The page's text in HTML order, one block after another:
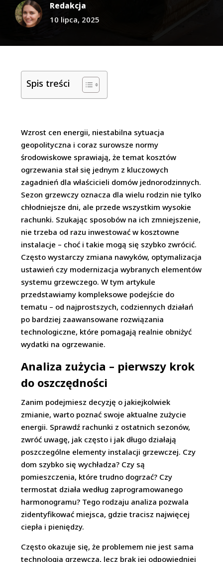
Redakcja
10 lipca, 2025
Spis treści
Wzrost cen energii, niestabilna sytuacja
geopolityczna i coraz surowsze normy
środowiskowe sprawiają, że temat kosztów
ogrzewania stał się jednym z kluczowych
zagadnień dla właścicieli domów jednorodzinnych.
Sezon grzewczy oznacza dla wielu rodzin nie tylko
chłodniejsze dni, ale przede wszystkim wysokie
rachunki. Szukając sposobów na ich zmniejszenie,
nie trzeba od razu inwestować w kosztowne
instalacje – choć i takie mogą się szybko zwrócić.
Często wystarczy zmiana nawyków, optymalizacja
ustawień czy modernizacja wybranych elementów
systemu grzewczego. W tym artykule
przedstawiamy kompleksowe podejście do
tematu – od najprostszych, codziennych działań
po bardziej zaawansowane rozwiązania
technologiczne, które pomagają realnie obniżyć
wydatki na ogrzewanie.
Analiza zużycia – pierwszy krok
do oszczędności
Zanim podejmiesz decyzję o jakiejkolwiek
zmianie, warto poznać swoje aktualne zużycie
energii. Sprawdź rachunki z ostatnich sezonów,
zwróć uwagę, jak często i jak długo działają
poszczególne elementy instalacji grzewczej. Czy
dom szybko się wychładza? Czy są
pomieszczenia, które trudno dogrzać? Czy
termostat działa według zaprogramowanego
harmonogramu? Tego rodzaju analiza pozwala
zidentyfikować miejsca, gdzie tracisz najwięcej
ciepła i pieniędzy.
Często okazuje się, że problemem nie jest sama
technologia grzewcza, lecz brak jej odpowiedniej